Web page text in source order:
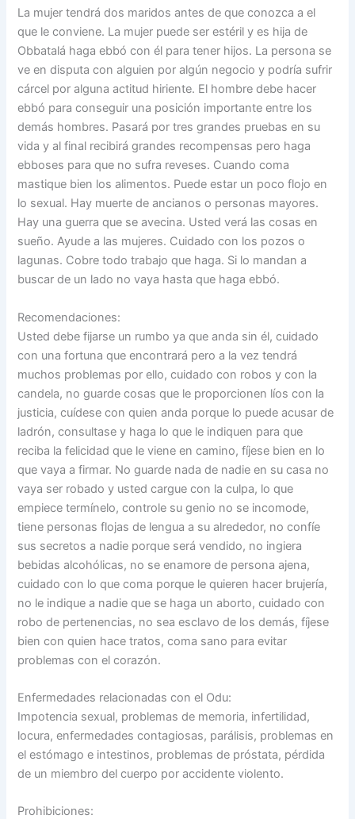
La mujer tendrá dos maridos antes de que conozca a el
que le conviene. La mujer puede ser estéril y es hija de
Obbatalá haga ebbó con él para tener hijos. La persona se
ve en disputa con alguien por algún negocio y podría sufrir
cárcel por alguna actitud hiriente. El hombre debe hacer
ebbó para conseguir una posición importante entre los
demás hombres. Pasará por tres grandes pruebas en su
vida y al final recibirá grandes recompensas pero haga
ebboses para que no sufra reveses. Cuando coma
mastique bien los alimentos. Puede estar un poco flojo en
lo sexual. Hay muerte de ancianos o personas mayores.
Hay una guerra que se avecina. Usted verá las cosas en
sueño. Ayude a las mujeres. Cuidado con los pozos o
lagunas. Cobre todo trabajo que haga. Si lo mandan a
buscar de un lado no vaya hasta que haga ebbó.
Recomendaciones:
Usted debe fijarse un rumbo ya que anda sin él, cuidado
con una fortuna que encontrará pero a la vez tendrá
muchos problemas por ello, cuidado con robos y con la
candela, no guarde cosas que le proporcionen líos con la
justicia, cuídese con quien anda porque lo puede acusar de
ladrón, consultase y haga lo que le indiquen para que
reciba la felicidad que le viene en camino, fíjese bien en lo
que vaya a firmar. No guarde nada de nadie en su casa no
vaya ser robado y usted cargue con la culpa, lo que
empiece termínelo, controle su genio no se incomode,
tiene personas flojas de lengua a su alrededor, no confíe
sus secretos a nadie porque será vendido, no ingiera
bebidas alcohólicas, no se enamore de persona ajena,
cuidado con lo que coma porque le quieren hacer brujería,
no le indique a nadie que se haga un aborto, cuidado con
robo de pertenencias, no sea esclavo de los demás, fíjese
bien con quien hace tratos, coma sano para evitar
problemas con el corazón.
Enfermedades relacionadas con el Odu:
Impotencia sexual, problemas de memoria, infertilidad,
locura, enfermedades contagiosas, parálisis, problemas en
el estómago e intestinos, problemas de próstata, pérdida
de un miembro del cuerpo por accidente violento.
Prohibiciones: